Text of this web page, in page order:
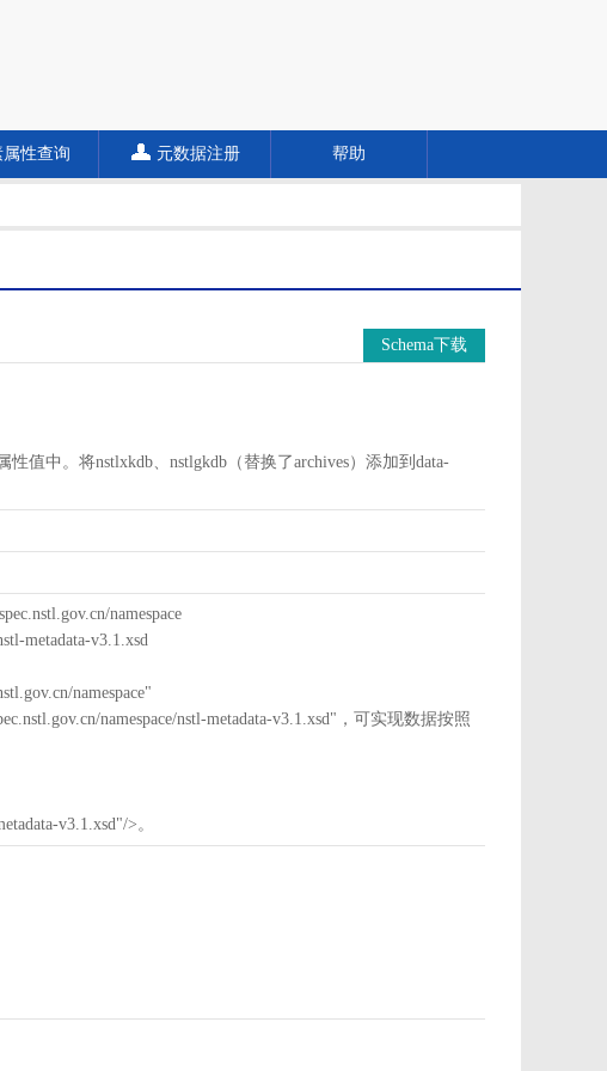
属性查询 元数据注册 帮助
Schema下载
值中。将nstlxkdb、nstlgkdb（替换了archives）添加到data-
namespace
metadata-v3.1.xsd
namespace"
namespace/nstl-metadata-v3.1.xsd"，可实现数据按照
v3.1.xsd"/>。